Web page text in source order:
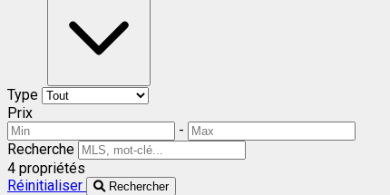
Type
Prix
-
Recherche
4 propriétés
Réinitialiser
Rechercher